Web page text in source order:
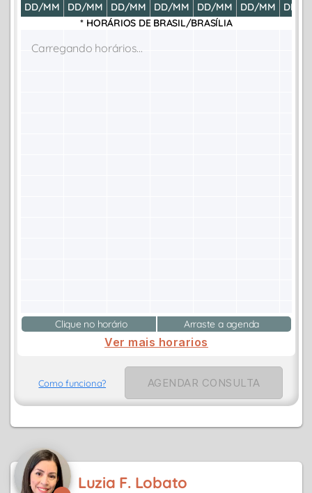
DD/MM
DD/MM
DD/MM
DD/MM
DD/MM
DD/MM
DD/
* HORÁRIOS DE BRASIL/BRASÍLIA
Carregando horários...
Clique no horário Arraste a agenda
Ver mais horarios
Como funciona? AGENDAR CONSULTA
Luzia F. Lobato